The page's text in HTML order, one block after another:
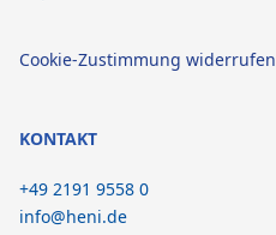
Cookie-Zustimmung widerrufen
KONTAKT
+49 2191 9558 0
info@heni.de